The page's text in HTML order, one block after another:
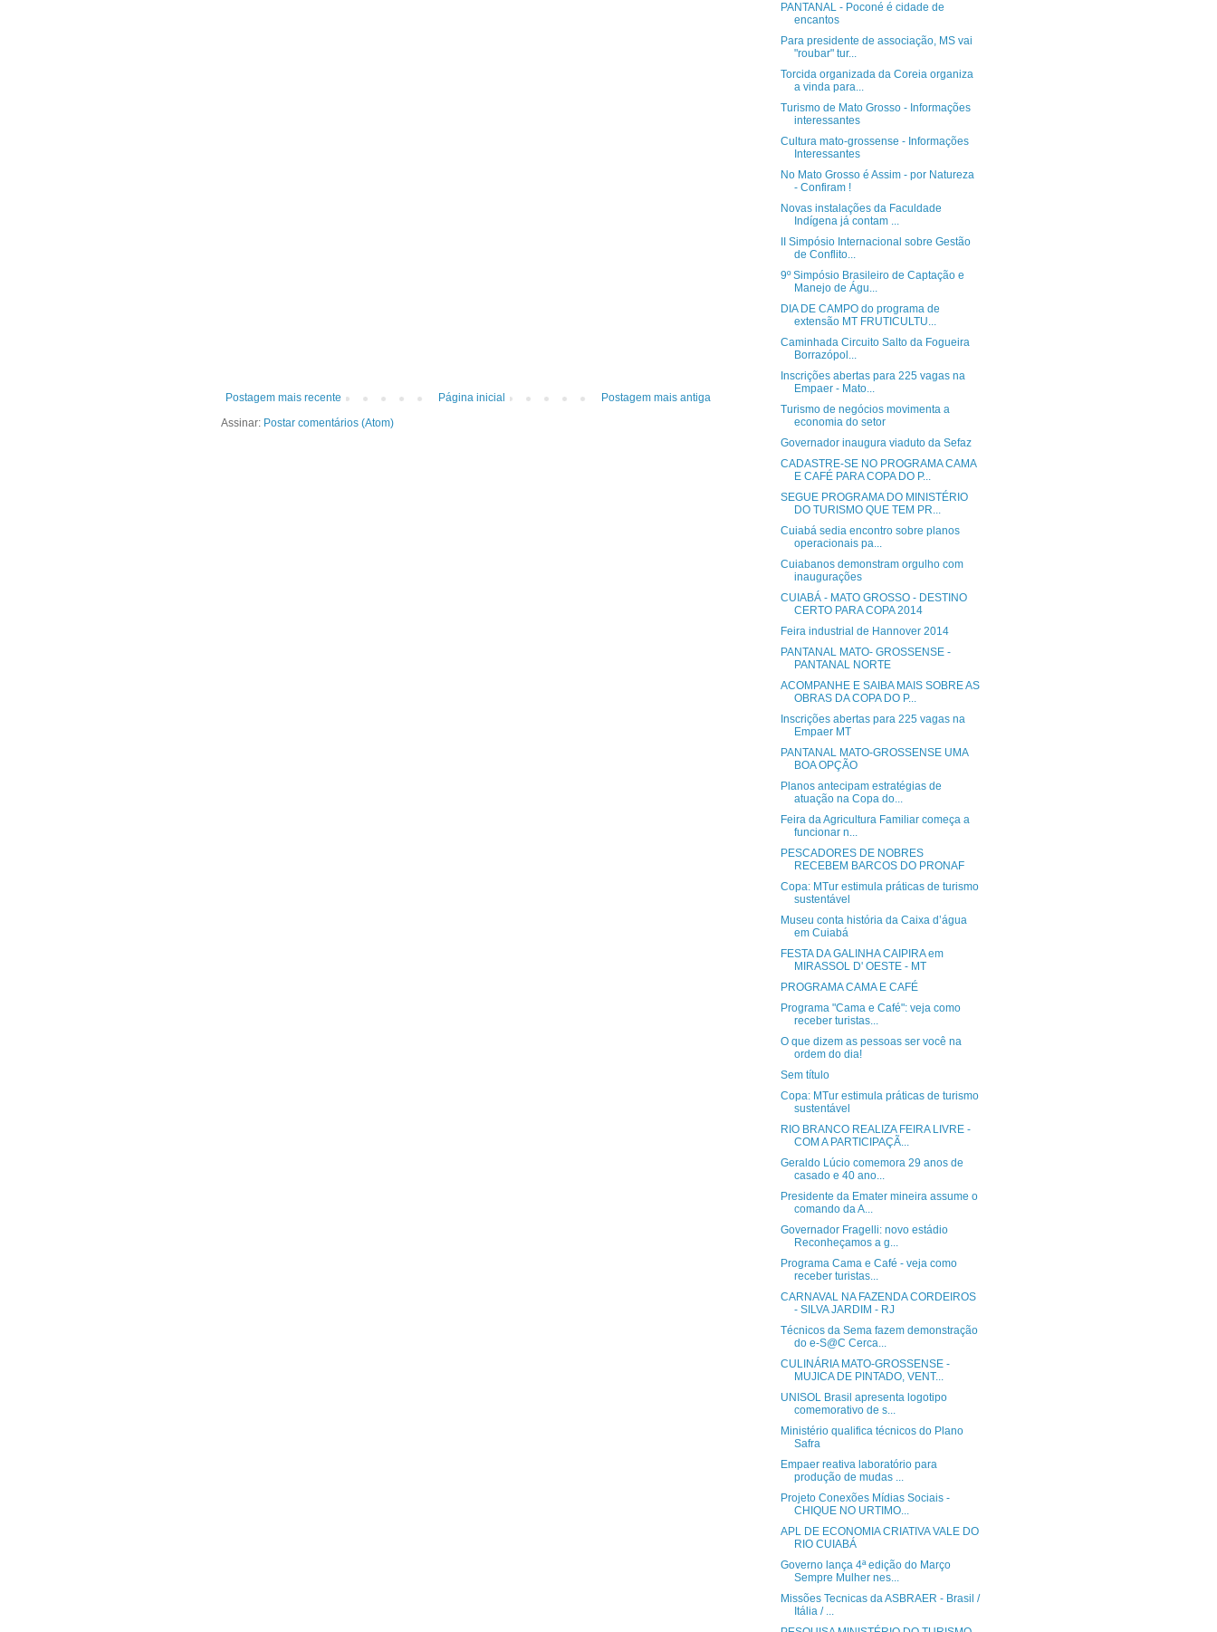
Postagem mais recente Postagem mais antiga
Página inicial
Assinar: Postar comentários (Atom)
PANTANAL - Poconé é cidade de
encantos
Para presidente de associação, MS vai
"roubar" tur...
Torcida organizada da Coreia organiza
a vinda para...
Turismo de Mato Grosso - Informações
interessantes
Cultura mato-grossense - Informações
Interessantes
No Mato Grosso é Assim - por Natureza
- Confiram !
Novas instalações da Faculdade
Indígena já contam ...
II Simpósio Internacional sobre Gestão
de Conflito...
9º Simpósio Brasileiro de Captação e
Manejo de Águ...
DIA DE CAMPO do programa de
extensão MT FRUTICULTU...
Caminhada Circuito Salto da Fogueira
Borrazópol...
Inscrições abertas para 225 vagas na
Empaer - Mato...
Turismo de negócios movimenta a
economia do setor
Governador inaugura viaduto da Sefaz
CADASTRE-SE NO PROGRAMA CAMA
E CAFÉ PARA COPA DO P...
SEGUE PROGRAMA DO MINISTÉRIO
DO TURISMO QUE TEM PR...
Cuiabá sedia encontro sobre planos
operacionais pa...
Cuiabanos demonstram orgulho com
inaugurações
CUIABÁ - MATO GROSSO - DESTINO
CERTO PARA COPA 2014
Feira industrial de Hannover 2014‏
PANTANAL MATO- GROSSENSE -
PANTANAL NORTE
ACOMPANHE E SAIBA MAIS SOBRE AS
OBRAS DA COPA DO P...
Inscrições abertas para 225 vagas na
Empaer MT
PANTANAL MATO-GROSSENSE UMA
BOA OPÇÃO
Planos antecipam estratégias de
atuação na Copa do...
Feira da Agricultura Familiar começa a
funcionar n...
PESCADORES DE NOBRES
RECEBEM BARCOS DO PRONAF
Copa: MTur estimula práticas de turismo
sustentável
Museu conta história da Caixa d’água
em Cuiabá
FESTA DA GALINHA CAIPIRA em
MIRASSOL D' OESTE - MT
PROGRAMA CAMA E CAFÉ
Programa "Cama e Café": veja como
receber turistas...
O que dizem as pessoas ser você na
ordem do dia!
Sem título
Copa: MTur estimula práticas de turismo
sustentável
RIO BRANCO REALIZA FEIRA LIVRE -
COM A PARTICIPAÇÃ...
Geraldo Lúcio comemora 29 anos de
casado e 40 ano...
Presidente da Emater mineira assume o
comando da A...
Governador Fragelli: novo estádio
Reconheçamos a g...
Programa Cama e Café - veja como
receber turistas...
CARNAVAL NA FAZENDA CORDEIROS
- SILVA JARDIM - RJ
Técnicos da Sema fazem demonstração
do e-S@C Cerca...
CULINÁRIA MATO-GROSSENSE -
MUJICA DE PINTADO, VENT...
UNISOL Brasil apresenta logotipo
comemorativo de s...
Ministério qualifica técnicos do Plano
Safra
Empaer reativa laboratório para
produção de mudas ...
Projeto Conexões Mídias Sociais -
CHIQUE NO URTIMO...
APL DE ECONOMIA CRIATIVA VALE DO
RIO CUIABÁ
Governo lança 4ª edição do Março
Sempre Mulher nes...
Missões Tecnicas da ASBRAER - Brasil /
Itália / ...